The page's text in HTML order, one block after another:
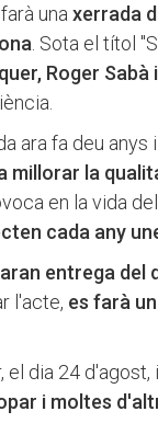
una xerrada
. Sota el títol
Roger Sabà
ara fa deu anys
millorar la
en la vida
cada any
entrega del
l'acte, es farà
dia 24
i moltes